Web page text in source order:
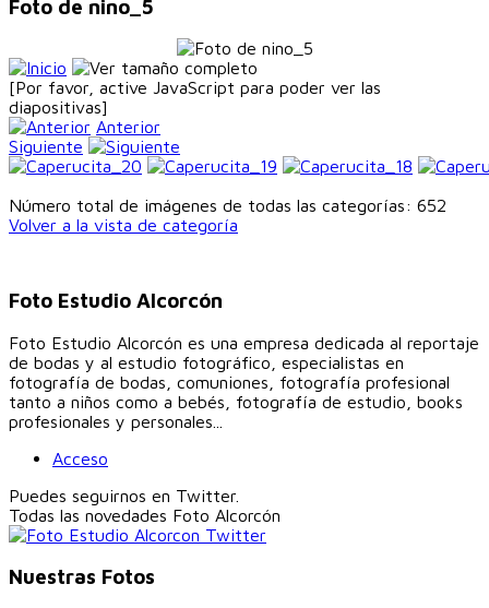
Foto de nino_5
[Por favor, active JavaScript para poder ver las
diapositivas]
Anterior
Siguiente
Número total de imágenes de todas las categorías: 652
Volver a la vista de categoría
Foto Estudio Alcorcón
Foto Estudio Alcorcón es una empresa dedicada al reportaje
de bodas y al estudio fotográfico, especialistas en
fotografía de bodas, comuniones, fotografía profesional
tanto a niños como a bebés, fotografía de estudio, books
profesionales y personales...
Acceso
Puedes seguirnos en Twitter.
Todas las novedades Foto Alcorcón
Nuestras Fotos